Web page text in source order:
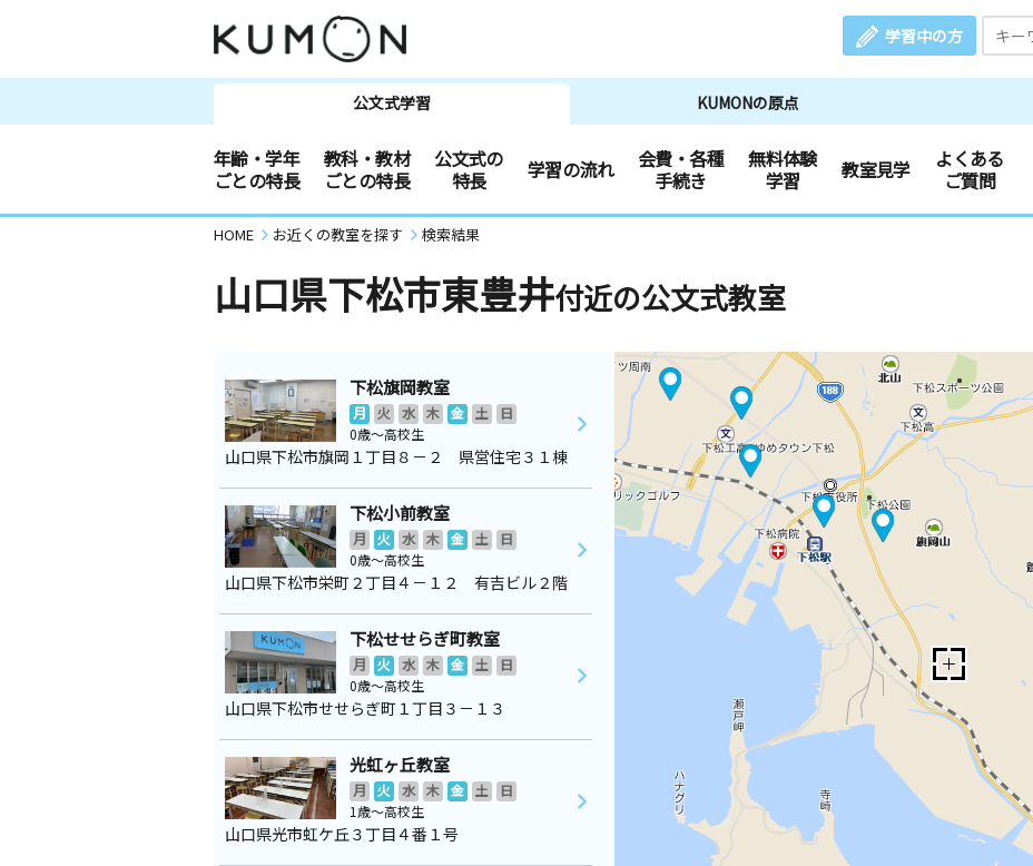
学習中の方
公文式学習 KUMONの原点
年齢・学年
ごとの特長
教科・教材
ごとの特長
公文式の
特長
学習の流れ
会費・各種
手続き
無料体験
学習
教室見学
よくある
ご質問
HOME お近くの教室を探す 検索結果
山口県下松市東豊井付近の公文式教室
下松旗岡教室
月 火 水 木 金 土
日
0歳～高校生
山口県下松市旗岡１丁目８－２ 県営住宅３１棟
下松小前教室
月 火 水 木 金 土
日
0歳～高校生
山口県下松市栄町２丁目４－１２ 有吉ビル２階
下松せせらぎ町教室
月 火 水 木 金 土
日
0歳～高校生
山口県下松市せせらぎ町１丁目３－１３
光虹ヶ丘教室
月 火 水 木 金 土
日
1歳～高校生
山口県光市虹ケ丘３丁目４番１号